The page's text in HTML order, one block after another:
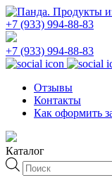
+7 (933) 994-88-83
+7 (933) 994-88-83
Отзывы
Контакты
Как оформить
Каталог
Поиск
товаров